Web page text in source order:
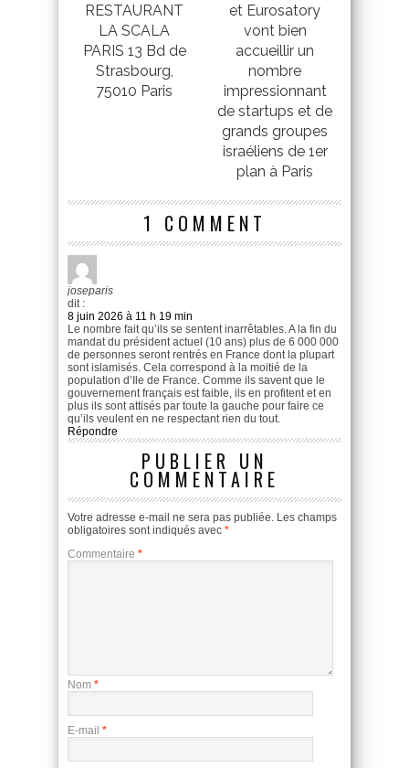
RESTAURANT
LA SCALA
PARIS 13 Bd de
Strasbourg,
75010 Paris
et Eurosatory
vont bien
accueillir un
nombre
impressionnant
de startups et de
grands groupes
israéliens de 1er
plan à Paris
1 COMMENT
joseparis
dit :
8 juin 2026 à 11 h 19 min
Le nombre fait qu’ils se sentent inarrêtables. A la fin du
mandat du président actuel (10 ans) plus de 6 000 000
de personnes seront rentrés en France dont la plupart
sont islamisés. Cela correspond à la moitié de la
population d’Ile de France. Comme ils savent que le
gouvernement français est faible, ils en profitent et en
plus ils sont attisés par toute la gauche pour faire ce
qu’ils veulent en ne respectant rien du tout.
Répondre
PUBLIER UN
COMMENTAIRE
Votre adresse e-mail ne sera pas publiée. Les champs
obligatoires sont indiqués avec *
Commentaire *
Nom *
E-mail *